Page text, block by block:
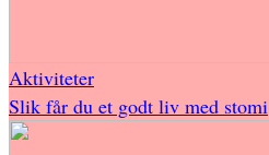
Aktiviteter
Slik får du et godt liv med stomi